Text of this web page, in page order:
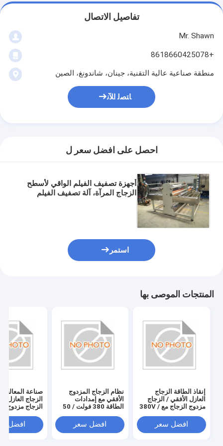
تفاصيل الاتصال
Mr. Shawn
+8618660425078
منطقة صناعية عالية التقنية، جينان، شاندونغ، الصين
ﺎﺘﺼﻟ ﺍﻶﻧ
احصل على افضل سعر ل
أجهزة تصفيف الفيلم الواقي لأسطح
الزجاج المرآة، آلة تصفيف الفيلم
استمر
المنتجات الموصى بها
إنقاذ الطاقة الزجاج
العازل الأفقي / الزجاج
مزدوج الزجاج مع 380V /
واستهلاك 20KWافضل سعر
نظام الزجاج المزدوج
الأفقي مع إمدادات
الطاقة 380 فولت / 50
افضل سعر
صناعة المعالجة
الزجاج العازل
الزجاج مزدوج
/ 50Hzافضل